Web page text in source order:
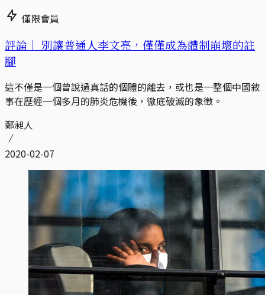
僅限會員
評論｜ 別讓普通人李文亮，僅僅成為體制崩壞的註
腳
這不僅是一個曾說過真話的個體的離去，或也是一整個中國敘
事在歷經一個多月的肺炎危機後，徹底破滅的象徵。
鄭昶人
2020-02-07